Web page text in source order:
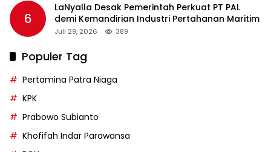
6
LaNyalla Desak Pemerintah Perkuat PT PAL
demi Kemandirian Industri Pertahanan Maritim
Juli 29, 2026 389
Populer Tag
Pertamina Patra Niaga
KPK
Prabowo Subianto
Khofifah Indar Parawansa